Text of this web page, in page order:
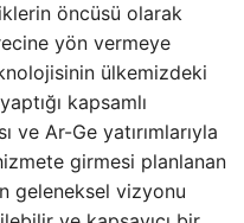
öncüsü olarak
yön vermeye
ülkemizdeki
kapsamlı
ve Ar-Ge yatırımlarıyla
girmesi planlanan
geleneksel vizyonu